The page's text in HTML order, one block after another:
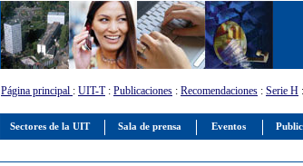
Sectores de la UIT Sala de prensa Eventos
Página principal : UIT-T: Publicaciones : Recomendaciones : Serie H